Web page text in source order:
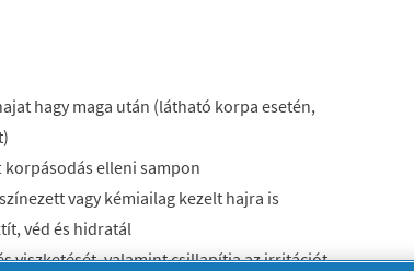
hagy maga után (látható korpa esetén,
korpásodás elleni sampon
vagy kémiailag kezelt hajra is
véd és hidratál
viszketését, valamint csillapítja az irritációt